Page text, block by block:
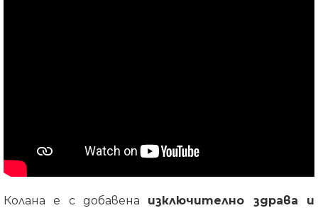
Колана е с добавена изключително здрава и